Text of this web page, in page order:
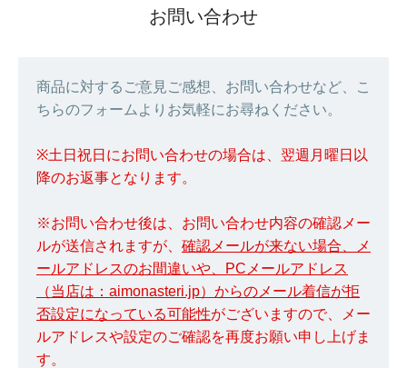
お問い合わせ
商品に対するご意見ご感想、お問い合わせなど、こ
ちらのフォームよりお気軽にお尋ねください。
※土日祝日にお問い合わせの場合は、翌週月曜日以
降のお返事となります。
※お問い合わせ後は、お問い合わせ内容の確認メー
ルが送信されますが、 確認メールが来ない場合、メ
ールアドレスのお間違いや、PCメールアドレス
（当店は：aimonasteri.jp）からのメール着信が拒
否設定になっている可能性がございますので、メー
ルアドレスや設定のご確認を再度お願い申し上げま
す。